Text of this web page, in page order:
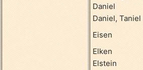
Daniel
Daniel, Taniel
Eisen
Elken
Elstein